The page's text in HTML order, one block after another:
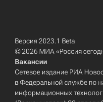
Версия 2023.1 Beta
© 2026 МИА «Россия
Вакансии
Сетевое издание РИА
в Федеральной службе по
информационных